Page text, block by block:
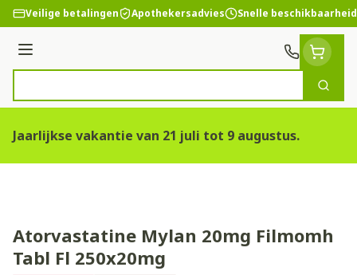
Ga naar de inhoud
Veilige betalingen Apothekersadvies Snelle beschikbaarheid
Menu
Zoek
Jaarlijkse vakantie van 21 juli tot 9 augustus.
Atorvastatine Mylan 20mg Filmomh
Tabl Fl 250x20mg